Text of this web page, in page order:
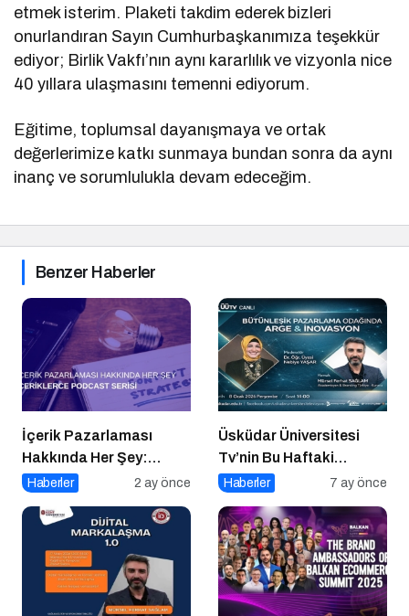
etmek isterim. Plaketi takdim ederek bizleri
onurlandıran Sayın Cumhurbaşkanımıza teşekkür
ediyor; Birlik Vakfı’nın aynı kararlılık ve vizyonla nice
40 yıllara ulaşmasını temenni ediyorum.
Eğitime, toplumsal dayanışmaya ve ortak
değerlerimize katkı sunmaya bundan sonra da aynı
inanç ve sorumlulukla devam edeceğim.
Benzer Haberler
İçerik Pazarlaması
Hakkında Her Şey:
İçeriklerce Podcast
Haberler 2 ay önce
Üsküdar Üniversitesi
Tv’nin Bu Haftaki
Konuğu Mürsel Ferhat
Haberler 7 ay önce